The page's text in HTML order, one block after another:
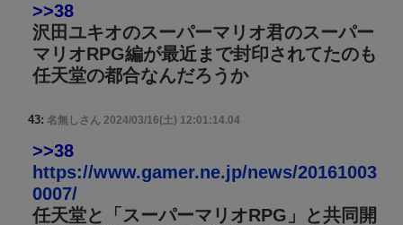
>>38
沢田ユキオのスーパーマリオ君のスーパー
マリオRPG編が最近まで封印されてたのも
任天堂の都合なんだろうか
43: 名無しさん 2024/03/16(土) 12:01:14.04
>>38
https://www.gamer.ne.jp/news/20161003
0007/
任天堂と「スーパーマリオRPG」と共同開